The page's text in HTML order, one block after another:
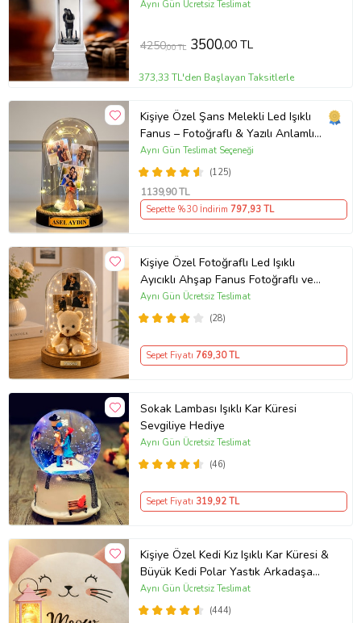
Aynı Gün Ücretsiz Teslimat
4250,00 TL 3500,00 TL
373,33 TL'den Başlayan Taksitlerle
Kişiye Özel Şans Melekli Led Işıklı
Fanus – Fotoğraflı & Yazılı Anlamlı
Hediye
(125)
Aynı Gün Teslimat Seçeneği
1139,90 TL
Sepette %30 İndirim 797,93 TL
Kişiye Özel Fotoğraflı Led Işıklı
Ayıcıklı Ahşap Fanus Fotoğraflı ve
İsme Özel Hediye
(28)
Aynı Gün Ücretsiz Teslimat
Sepet Fiyatı 769,30 TL
Sokak Lambası Işıklı Kar Küresi
Sevgiliye Hediye
(46)
Aynı Gün Ücretsiz Teslimat
Sepet Fiyatı 319,92 TL
Kişiye Özel Kedi Kız Işıklı Kar Küresi &
Büyük Kedi Polar Yastık Arkadaşa
Doğum Günü Hediyesi
(444)
Aynı Gün Ücretsiz Teslimat